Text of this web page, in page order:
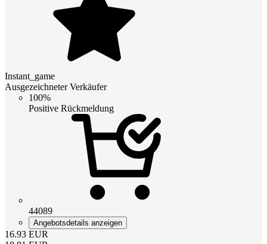
Instant_game
Ausgezeichneter Verkäufer
100%
Positive Rückmeldung
44089
Angebotsdetails anzeigen
16.93 EUR